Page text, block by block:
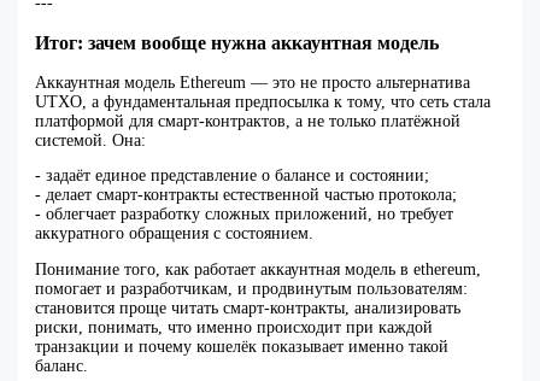
Итог: зачем вообще нужна аккаунтная модель
Аккаунтная модель Ethereum — это не просто альтернатива
UTXO, а фундаментальная предпосылка к тому, что сеть стала
платформой для смарт‑контрактов, а не только платёжной
системой. Она:
- задаёт единое представление о балансе и состоянии;
- делает смарт‑контракты естественной частью протокола;
- облегчает разработку сложных приложений, но требует
аккуратного обращения с состоянием.
Понимание того, как работает аккаунтная модель в ethereum,
помогает и разработчикам, и продвинутым пользователям:
становится проще читать смарт‑контракты, анализировать
риски, понимать, что именно происходит при каждой
транзакции и почему кошелёк показывает именно такой
баланс.